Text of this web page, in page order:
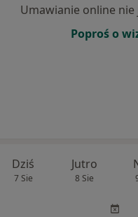
Umawianie online
Poproś o
Dziś
7 Sie
Jutro
8 Sie